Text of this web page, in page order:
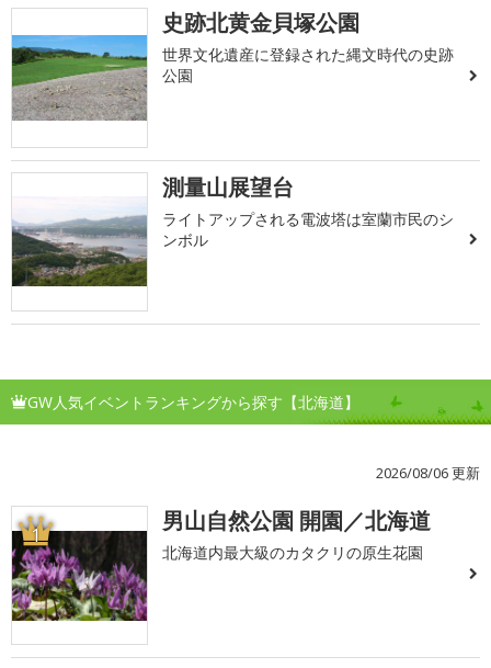
史跡北黄金貝塚公園
世界文化遺産に登録された縄文時代の史跡
公園
測量山展望台
ライトアップされる電波塔は室蘭市民のシ
ンボル
GW人気イベントランキングから探す【北海道】
2026/08/06 更新
1 男山自然公園 開園／北海道
北海道内最大級のカタクリの原生花園